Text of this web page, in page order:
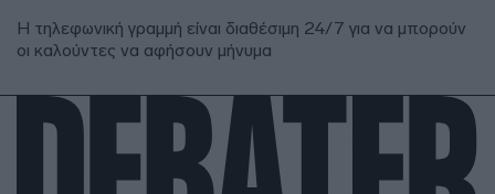
Η τηλεφωνική γραμμή είναι διαθέσιμη 24/7 για να μπορούν
οι καλούντες να αφήσουν μήνυμα